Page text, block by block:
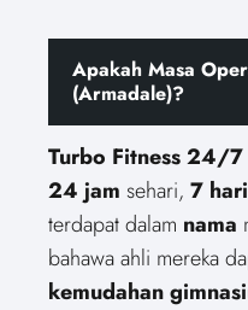
Apakah Masa
(Armadale)?
Turbo Fitness 24/7
24 jam sehari, 7 hari
terdapat dalam nama
bahawa ahli mereka
kemudahan